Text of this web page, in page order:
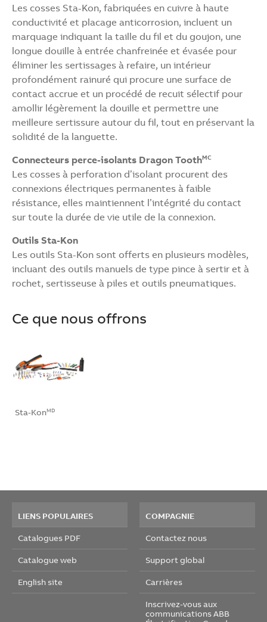
Les cosses Sta-Kon, fabriquées en cuivre à haute
conductivité et placage anticorrosion, incluent un
marquage indiquant la taille du fil et du goujon, une
longue douille à entrée chanfreinée et évasée pour
éliminer les sertissages à refaire, un intérieur
profondément rainuré qui procure une surface de
contact accrue et un procédé de recuit sélectif pour
amollir légèrement la douille et permettre une
meilleure sertissure autour du fil, tout en préservant la
solidité de la languette.
Connecteurs perce-isolants Dragon ToothMC
Les cosses à perforation d’isolant procurent des
connexions électriques permanentes à faible
résistance, elles maintiennent l’intégrité du contact
sur toute la durée de vie utile de la connexion.
Outils Sta-Kon
Les outils Sta-Kon sont offerts en plusieurs modèles,
incluant des outils manuels de type pince à sertir et à
rochet, sertisseuse à piles et outils pneumatiques.
Ce que nous offrons
Sta-KonMD
LIENS POPULAIRES
Catalogues PDF
Catalogue web
English site
COMPAGNIE
Contactez nous
Support global
Carrières
Inscrivez-vous aux
communications ABB